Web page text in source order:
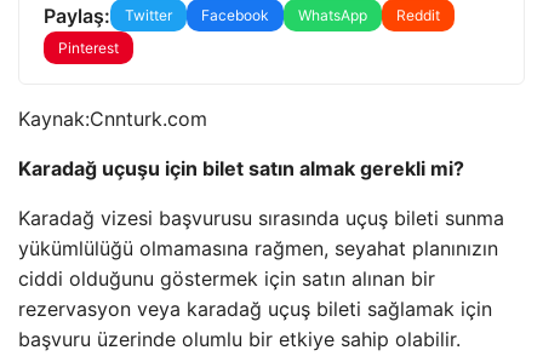
Paylaş: Twitter Facebook WhatsApp
Reddit
Pinterest
Kaynak:Cnnturk.com
Karadağ uçuşu için bilet satın almak gerekli mi?
Karadağ vizesi başvurusu sırasında uçuş bileti sunma
yükümlülüğü olmamasına rağmen, seyahat planınızın
ciddi olduğunu göstermek için satın alınan bir
rezervasyon veya karadağ uçuş bileti sağlamak için
başvuru üzerinde olumlu bir etkiye sahip olabilir.